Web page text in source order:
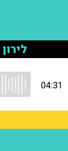
04:31